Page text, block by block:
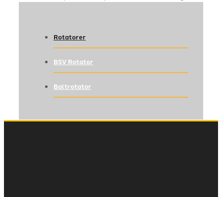
Rotatorer
BSV Rotator
Baltrotator